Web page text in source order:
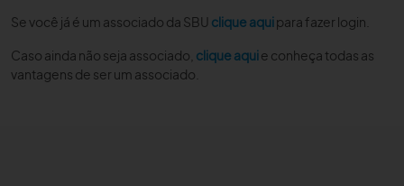
SBU NO CONSULTÓRIO
EDUCAÇÃO CONTINUADA
Se você já é um associado da SBU clique aquipara fazer login.
Caso ainda não seja associado, clique aquie conheça todas as
vantagens de ser um associado.